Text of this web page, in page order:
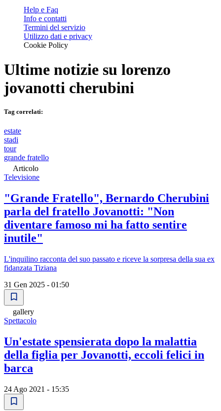
Help e Faq
Info e contatti
Termini del servizio
Utilizzo dati e privacy
Cookie Policy
Ultime notizie su lorenzo
jovanotti cherubini
Tag correlati:
estate
stadi
tour
grande fratello
Articolo
Televisione
"Grande Fratello", Bernardo Cherubini
parla del fratello Jovanotti: "Non
diventare famoso mi ha fatto sentire
inutile"
L'inquilino racconta del suo passato e riceve la sorpresa della sua ex
fidanzata Tiziana
31 Gen 2025 - 01:50
gallery
Spettacolo
Un'estate spensierata dopo la malattia
della figlia per Jovanotti, eccoli felici in
barca
24 Ago 2021 - 15:35